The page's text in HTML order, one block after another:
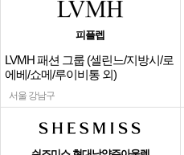
피플렙
LVMH 패션 그룹 (셀린느/지방시/로
에베/쇼메/루이비통 외)
서울 강남구